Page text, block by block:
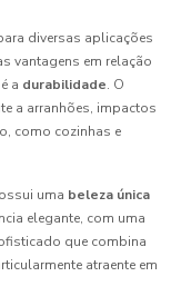
diversas aplicações
vantagens em relação
a durabilidade. O
a arranhões, impactos
como cozinhas e
uma beleza única
elegante, com uma
que combina
atraente em